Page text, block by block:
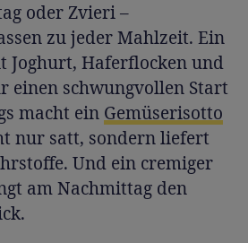
oder Zvieri –
zu jeder Mahlzeit. Ein
Joghurt, Haferflocken und
einen schwungvollen Start
macht ein Gemüserisotto
nur satt, sondern liefert
Und ein cremiger
am Nachmittag den